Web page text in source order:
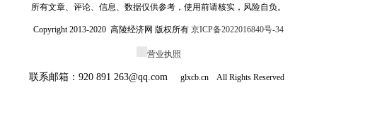
所有文章、评论、信息、数据仅供参考，使用前请核实，风险自负。
Copyright 2013-2020 高陵经济网 版权所有 京ICP备2022016840号-34
营业执照
联系邮箱：920 891 263@qq.com glxcb.cn All Rights Reserved